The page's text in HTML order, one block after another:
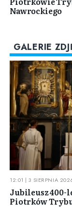
Nawrockiego
GALERIE
12:01 | 3 SIERPNIA
Jubileusz 400-
Piotrków